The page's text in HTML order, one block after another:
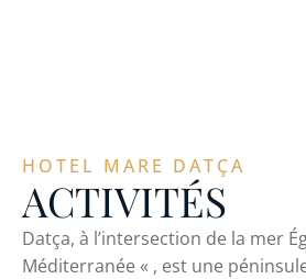
HOTEL MARE DATÇA
ACTIVITÉS
Datça, à l’intersection de la mer
Méditerranée « , est une